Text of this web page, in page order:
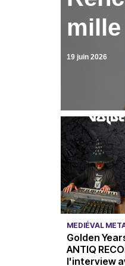
19 juin 2026
MEDIÉVAL
Golden
ANTIQ
l'interview